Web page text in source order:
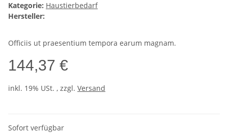
Kategorie: Haustierbedarf
Hersteller:
Officiis ut praesentium tempora earum magnam.
144,37 €
inkl. 19% USt. , zzgl. Versand
Sofort verfügbar